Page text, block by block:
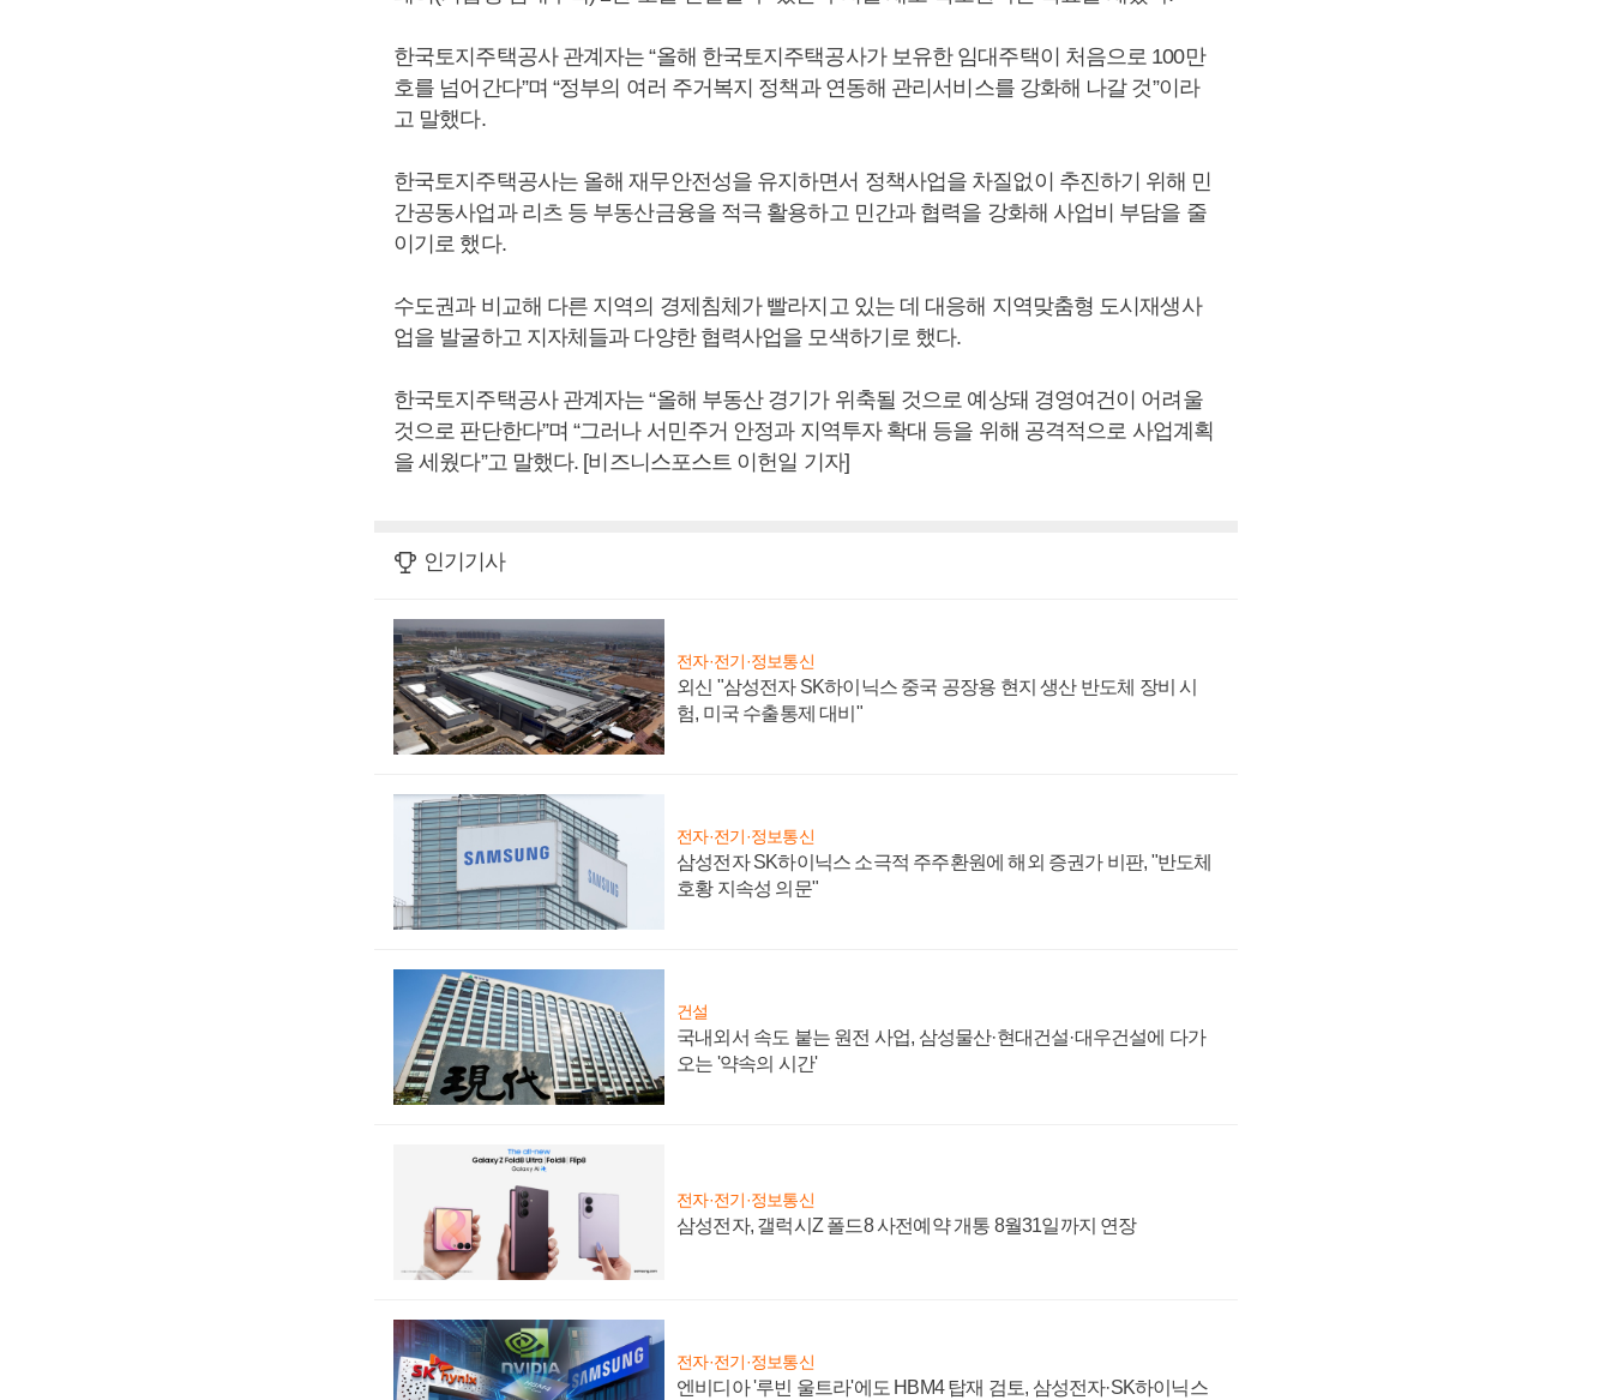
한국토지주택공사 관계자는 “올해 한국토지주택공사가 보유한 임대주택이 처음으로 100만
호를 넘어간다”며 “정부의 여러 주거복지 정책과 연동해 관리서비스를 강화해 나갈 것”이라
고 말했다.
한국토지주택공사는 올해 재무안전성을 유지하면서 정책사업을 차질없이 추진하기 위해 민
간공동사업과 리츠 등 부동산금융을 적극 활용하고 민간과 협력을 강화해 사업비 부담을 줄
이기로 했다.
수도권과 비교해 다른 지역의 경제침체가 빨라지고 있는 데 대응해 지역맞춤형 도시재생사
업을 발굴하고 지자체들과 다양한 협력사업을 모색하기로 했다.
한국토지주택공사 관계자는 “올해 부동산 경기가 위축될 것으로 예상돼 경영여건이 어려울
것으로 판단한다”며 “그러나 서민주거 안정과 지역투자 확대 등을 위해 공격적으로 사업계획
을 세웠다”고 말했다. [비즈니스포스트 이헌일 기자]
인기기사
전자·전기·정보통신
외신 "삼성전자 SK하이닉스 중국 공장용 현지 생산 반도체 장비 시
험, 미국 수출통제 대비"
전자·전기·정보통신
삼성전자 SK하이닉스 소극적 주주환원에 해외 증권가 비판, "반도체
호황 지속성 의문"
건설
국내외서 속도 붙는 원전 사업, 삼성물산·현대건설·대우건설에 다가
오는 '약속의 시간'
전자·전기·정보통신
삼성전자, 갤럭시Z 폴드8 사전예약 개통 8월31일까지 연장
전자·전기·정보통신
엔비디아 '루빈 울트라'에도 HBM4 탑재 검토, 삼성전자·SK하이닉스